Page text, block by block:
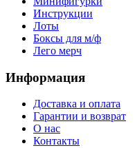
Инструкции
Лоты
Боксы для м/ф
Лего мерч
Информация
Доставка и оплата
Гарантии и возврат
О нас
Контакты